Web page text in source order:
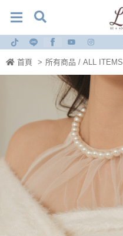
首頁 > 所有商品 / ALL ITEMS